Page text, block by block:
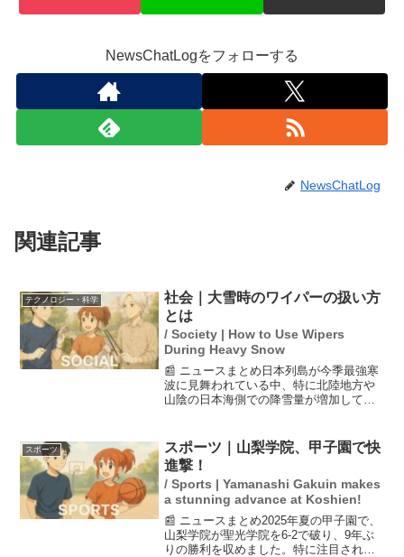
NewsChatLogをフォローする
NewsChatLog
関連記事
テクノロジー・科学
社会｜大雪時のワイパーの扱い方
とは
/ Society | How to Use Wipers
During Heavy Snow
📰 ニュースまとめ日本列島が今季最強寒
波に見舞われている中、特に北陸地方や
山陰の日本海側での降雪量が増加してい
る」と警告しています。また、凍結した
フロントガラスを熱湯...
スポーツ
スポーツ｜山梨学院、甲子園で快
進撃！
/ Sports | Yamanashi Gakuin makes
a stunning advance at Koshien!
📰 ニュースまとめ2025年夏の甲子園で、
山梨学院が聖光学院を6-2で破り、9年ぶ
りの勝利を収めました。特に注目された